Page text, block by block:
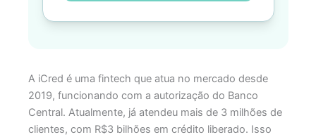
A iCred é uma fintech que atua no mercado desde
2019, funcionando com a autorização do Banco
Central. Atualmente, já atendeu mais de 3 milhões de
clientes, com R$3 bilhões em crédito liberado. Isso